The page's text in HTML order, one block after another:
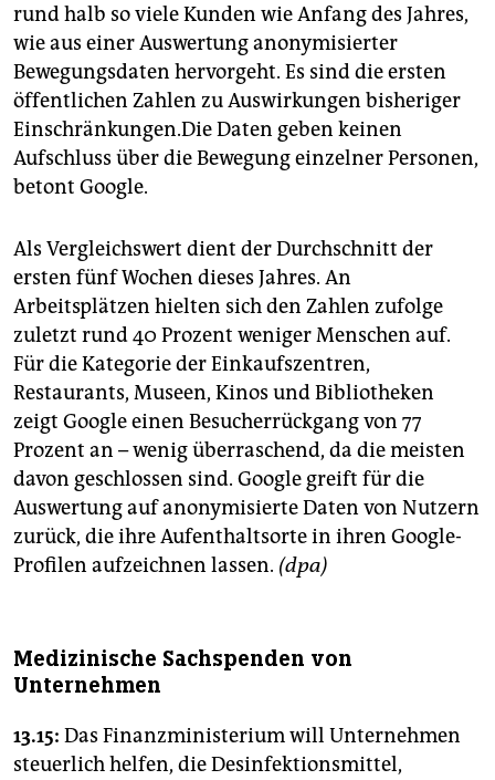
rund halb so viele Kunden wie Anfang des Jahres,
wie aus einer Auswertung anonymisierter
Bewegungsdaten hervorgeht. Es sind die ersten
öffentlichen Zahlen zu Auswirkungen bisheriger
Einschränkungen.Die Daten geben keinen
Aufschluss über die Bewegung einzelner Personen,
betont Google.
Als Vergleichswert dient der Durchschnitt der
ersten fünf Wochen dieses Jahres. An
Arbeitsplätzen hielten sich den Zahlen zufolge
zuletzt rund 40 Prozent weniger Menschen auf.
Für die Kategorie der Einkaufszentren,
Restaurants, Museen, Kinos und Bibliotheken
zeigt Google einen Besucherrückgang von 77
Prozent an – wenig überraschend, da die meisten
davon geschlossen sind. Google greift für die
Auswertung auf anonymisierte Daten von Nutzern
zurück, die ihre Aufenthaltsorte in ihren Google-
Profilen aufzeichnen lassen. (dpa)
Medizinische Sachspenden von
Unternehmen
13.15: Das Finanzministerium will Unternehmen
steuerlich helfen, die Desinfektionsmittel,